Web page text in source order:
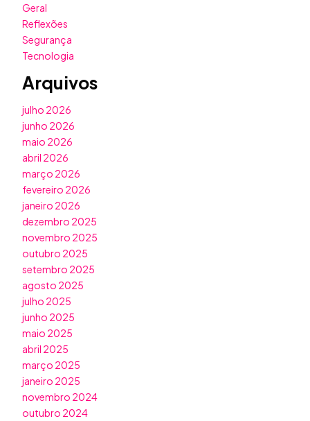
Geral
Reflexões
Segurança
Tecnologia
Arquivos
julho 2026
junho 2026
maio 2026
abril 2026
março 2026
fevereiro 2026
janeiro 2026
dezembro 2025
novembro 2025
outubro 2025
setembro 2025
agosto 2025
julho 2025
junho 2025
maio 2025
abril 2025
março 2025
janeiro 2025
novembro 2024
outubro 2024